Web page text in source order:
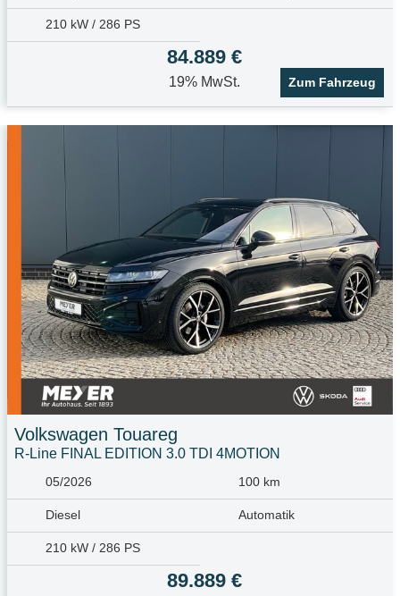
210 kW / 286 PS
84.889 €
19% MwSt. Zum Fahrzeug
Volkswagen Touareg
R-Line FINAL EDITION 3.0 TDI 4MOTION
05/2026 100 km
Diesel Automatik
210 kW / 286 PS
89.889 €